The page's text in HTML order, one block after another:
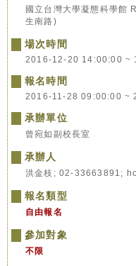
國立台灣大學凝態科學館
生南路)
場次時間
2016-12-20 14:00:00 ~
報名時間
2016-11-28 09:00:00 ~
承辦單位
曾宛如副校長室
承辦人
洪金枝; 02-33663891;
報名類型
自由報名
參加對象
不限